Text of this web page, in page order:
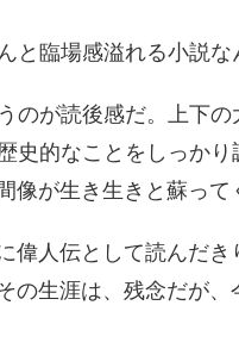
んと臨場感溢れる小説な
のが読後感だ。上下
史的なことをしっか
像が生き生きと蘇って
偉人伝として読んだ
の生涯は、残念だが